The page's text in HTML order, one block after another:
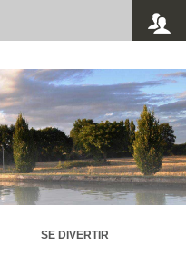
SE DIVERTIR